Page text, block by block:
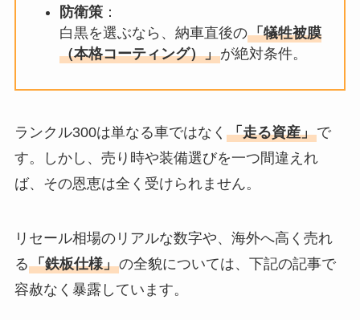
防衛策：
白黒を選ぶなら、納車直後の「犠牲被膜
（本格コーティング）」が絶対条件。
ランクル300は単なる車ではなく 「走る資産」で
す。しかし、売り時や装備選びを一つ間違えれ
ば、その恩恵は全く受けられません。
リセール相場のリアルな数字や、海外へ高く売れ
る「鉄板仕様」の全貌については、下記の記事で
容赦なく暴露しています。